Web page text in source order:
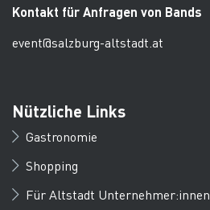
Kontakt für Anfragen von Bands
event@salzburg-altstadt.at
Nützliche Links
Gastronomie
Shopping
Für Altstadt Unternehmer:innen